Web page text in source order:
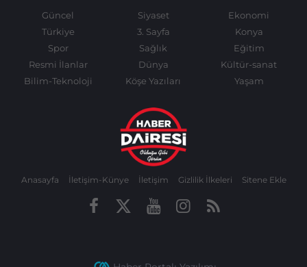
Güncel Siyaset
Ekonomi
Türkiye
3. Sayfa
Konya
Spor
Sağlık
Eğitim
Resmi İlanlar
Dünya
Kültür-sanat
Bilim-Teknoloji
Köşe Yazıları Yaşam
Anasayfa İletişim-Künye İletişim Gizlilik İlkeleri Sitene Ekle